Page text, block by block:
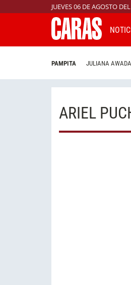
JUEVES 06 DE AGOSTO
PAMPITA JULIANA AWADA
ARIEL